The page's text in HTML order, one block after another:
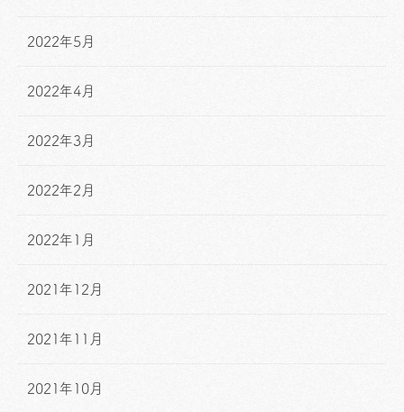
2022年5月
2022年4月
2022年3月
2022年2月
2022年1月
2021年12月
2021年11月
2021年10月